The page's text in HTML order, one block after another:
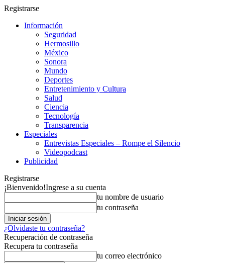
Registrarse
Información
Seguridad
Hermosillo
México
Sonora
Mundo
Deportes
Entretenimiento y Cultura
Salud
Ciencia
Tecnología
Transparencia
Especiales
Entrevistas Especiales – Rompe el Silencio
Videopodcast
Publicidad
Registrarse
¡Bienvenido!Ingrese a su cuenta
tu nombre de usuario
tu contraseña
¿Olvidaste tu contraseña?
Recuperación de contraseña
Recupera tu contraseña
tu correo electrónico